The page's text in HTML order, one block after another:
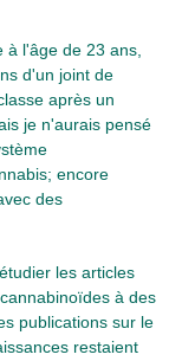
l'âge de 23 ans,
d'un joint de
après un
je n'aurais pensé
encore
des
les articles
à des
publications sur le
restaient